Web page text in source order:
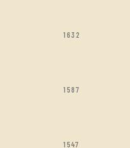
1632
1587
1547